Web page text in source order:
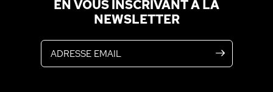
EN VOUS INSCRIVANT À LA
NEWSLETTER